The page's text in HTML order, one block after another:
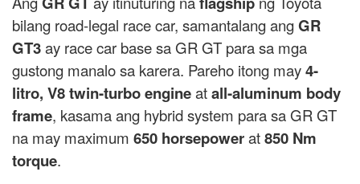
bilang road-legal race car, samantalang angGR
GT3ay race car base sa GR GT para sa mga
gustong manalo sa karera. Pareho itong may4-
litro, V8 twin-turbo engineatall-aluminum body
frame, kasama ang hybrid system para sa GR GT
na may maximum 650 horsepowerat850 Nm
torque.